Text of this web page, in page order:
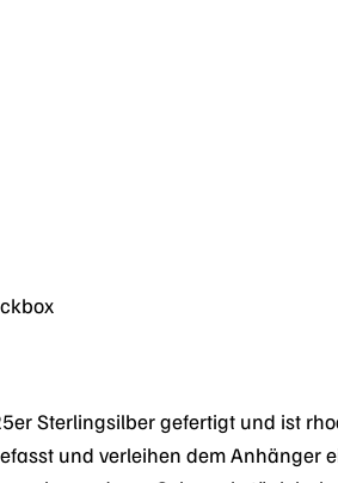
Sterlingsilber gefertigt und ist
und verleihen dem Anhänger